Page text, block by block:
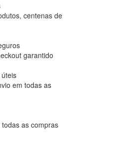
centenas de
garantido
em todas as
todas as compras